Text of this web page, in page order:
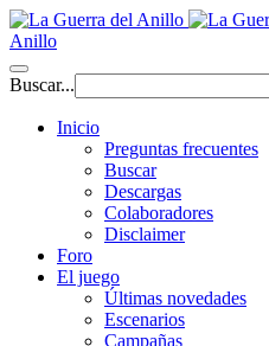
Anillo
Buscar...
Inicio
Preguntas frecuentes
Buscar
Descargas
Colaboradores
Disclaimer
Foro
El juego
Últimas novedades
Escenarios
Campañas